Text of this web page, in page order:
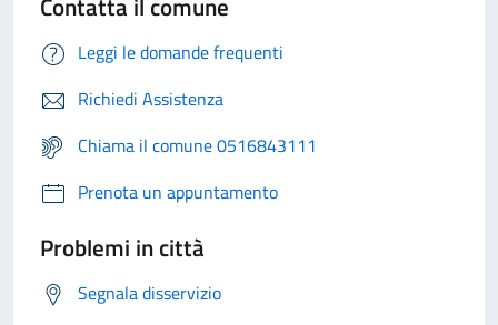
Leggi le domande frequenti
Richiedi Assistenza
Chiama il comune 0516843111
Prenota un appuntamento
Problemi in città
Segnala disservizio